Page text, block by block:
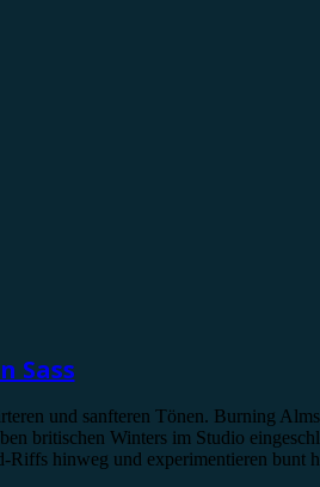
Sass
und sanfteren Tönen. Burning
britischen Winters im Studio
Riffs hinweg und experimentieren bunt